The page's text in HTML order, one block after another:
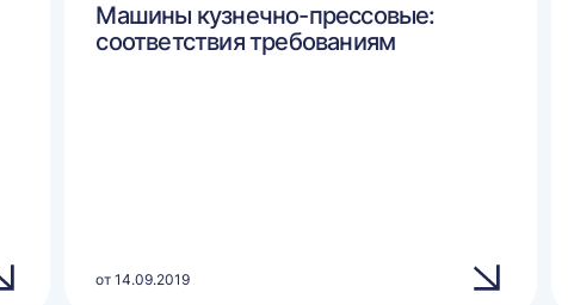
Машины кузнечно-прессовые:
соответствия требованиям
от 14.09.2019